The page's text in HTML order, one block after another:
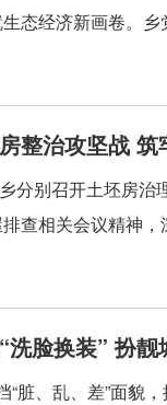
态经济新画卷。乡
整治攻坚战
别召开土坯房治
查相关会议精神
脸换装” 扮
脏、乱、差”面貌